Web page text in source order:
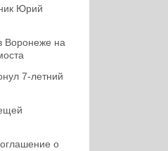
Юрий
Воронеже на
7-летний
о